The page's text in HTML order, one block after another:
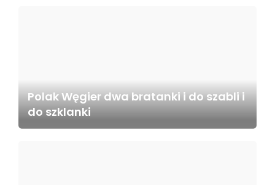
Polak Węgier dwa bratanki i do szabli i
do szklanki